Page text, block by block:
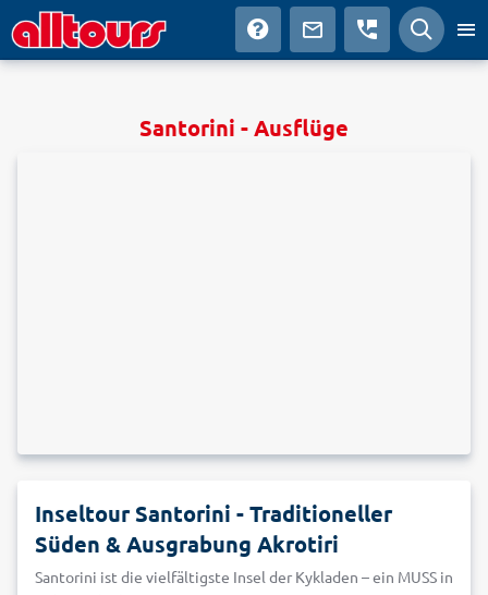
Santorini - Ausflüge
Inseltour Santorini - Traditioneller
Süden & Ausgrabung Akrotiri
Santorini ist die vielfältigste Insel der Kykladen – ein MUSS in